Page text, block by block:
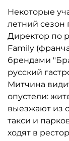
Некоторые
летний сезон
Директор по
Family
брендами
русский
Митчина
опустели:
выезжают из
такси и
ходят в